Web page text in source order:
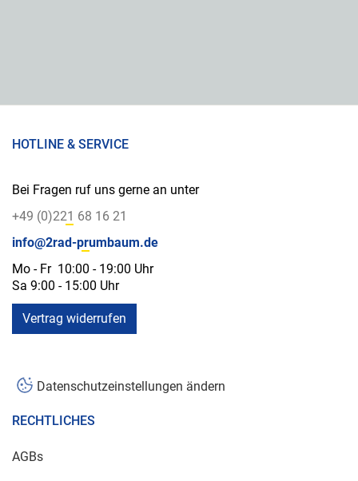
HOTLINE & SERVICE
Bei Fragen ruf uns gerne an unter
+49 (0)221 68 16 21
info@2rad-prumbaum.de
Mo - Fr 10:00 - 19:00 Uhr
Sa 9:00 - 15:00 Uhr
Vertrag widerrufen
Datenschutzeinstellungen ändern
RECHTLICHES
AGBs